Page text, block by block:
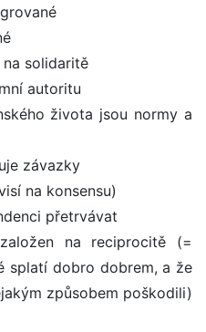
solidaritě
autoritu
života jsou normy a
závazky
na konsensu)
přetrvávat
na reciprocitě (=
splatí dobro dobrem, a že
způsobem poškodili)